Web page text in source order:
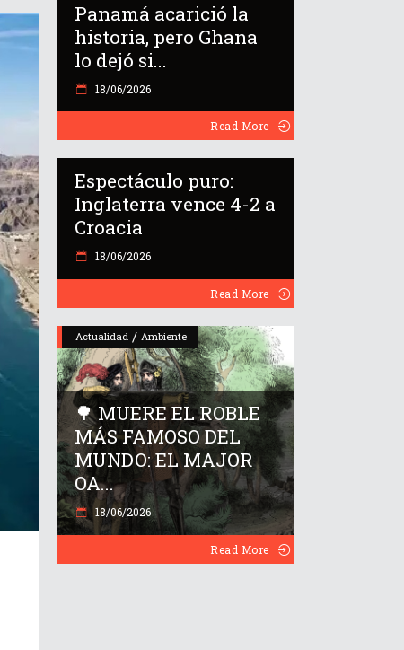
Panamá acarició la
historia, pero Ghana
lo dejó si...
18/06/2026
Read More
Espectáculo puro:
Inglaterra vence 4-2 a
Croacia
18/06/2026
Read More
Actualidad / Ambiente
🌳 MUERE EL ROBLE
MÁS FAMOSO DEL
MUNDO: EL MAJOR
OA...
18/06/2026
Read More